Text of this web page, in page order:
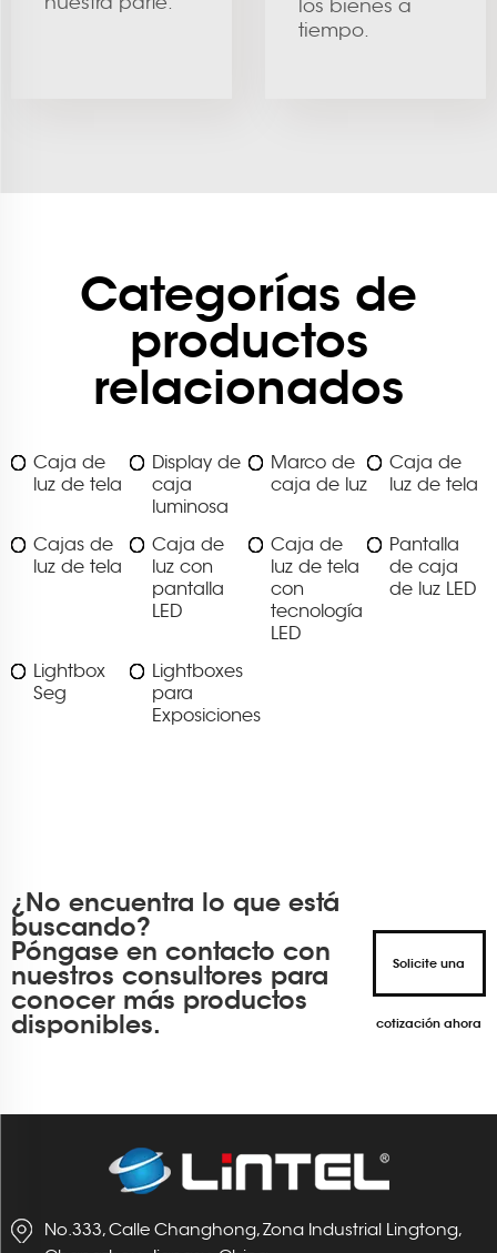
los bienes a
tiempo.
Categorías de
productos
relacionados
Caja de
luz de tela
Display de
caja
luminosa
Marco de
caja de luz
Caja de
luz de tela
Cajas de
luz de tela
Caja de
luz con
pantalla
LED
Caja de
luz de tela
con
tecnología
LED
Pantalla
de caja
de luz LED
Lightbox
Seg
Lightboxes
para
Exposiciones
¿No encuentra lo que está
buscando?
Póngase en contacto con
nuestros consultores para
conocer más productos
disponibles.
Solicite una
cotización ahora
No.333, Calle Changhong, Zona Industrial Lingtong,